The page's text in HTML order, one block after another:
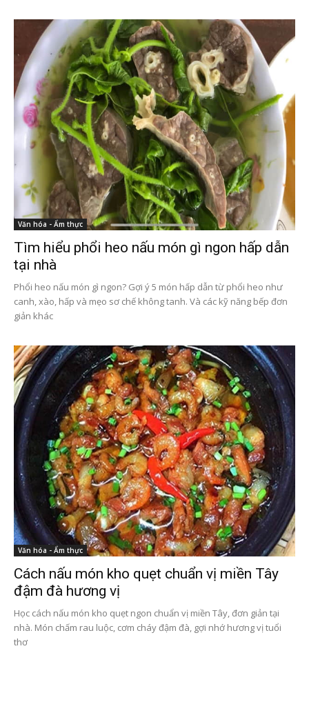
Văn hóa - Ẩm thực
Tìm hiểu phổi heo nấu món gì ngon hấp dẫn
tại nhà
Phổi heo nấu món gì ngon? Gợi ý 5 món hấp dẫn từ phổi heo như
canh, xào, hấp và mẹo sơ chế không tanh. Và các kỹ năng bếp đơn
giản khác
Văn hóa - Ẩm thực
Cách nấu món kho quẹt chuẩn vị miền Tây
đậm đà hương vị
Học cách nấu món kho quẹt ngon chuẩn vị miền Tây, đơn giản tại
nhà. Món chấm rau luộc, cơm cháy đậm đà, gợi nhớ hương vị tuổi
thơ